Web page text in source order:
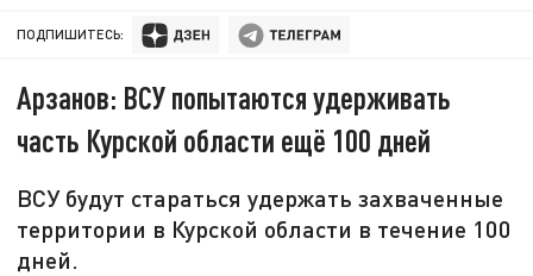
ПОДПИШИТЕСЬ:
Арзанов: ВСУ попытаются удерживать
часть Курской области ещё 100 дней
ВСУ будут стараться удержать захваченные
территории в Курской области в течение 100
дней.